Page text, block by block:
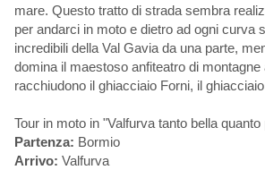
mare. Questo tratto di strada sembra
per andarci in moto e dietro ad ogni curva
incredibili della Val Gavia da una parte,
domina il maestoso anfiteatro di
racchiudono il ghiacciaio Forni, il
Tour in moto in "Valfurva tanto bella
Partenza: Bormio
Arrivo: Valfurva